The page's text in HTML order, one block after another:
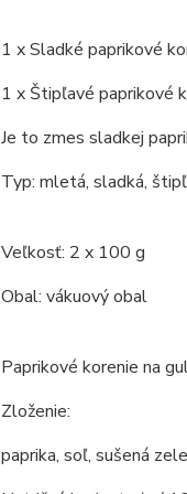
1 x Sladké paprikové
1 x Štipľavé paprikové
Je to zmes sladkej
Typ: mletá, sladká,
Veľkosť: 2 x 100 g
Obal: vákuový obal
Paprikové korenie na
Zloženie:
paprika, soľ, sušená